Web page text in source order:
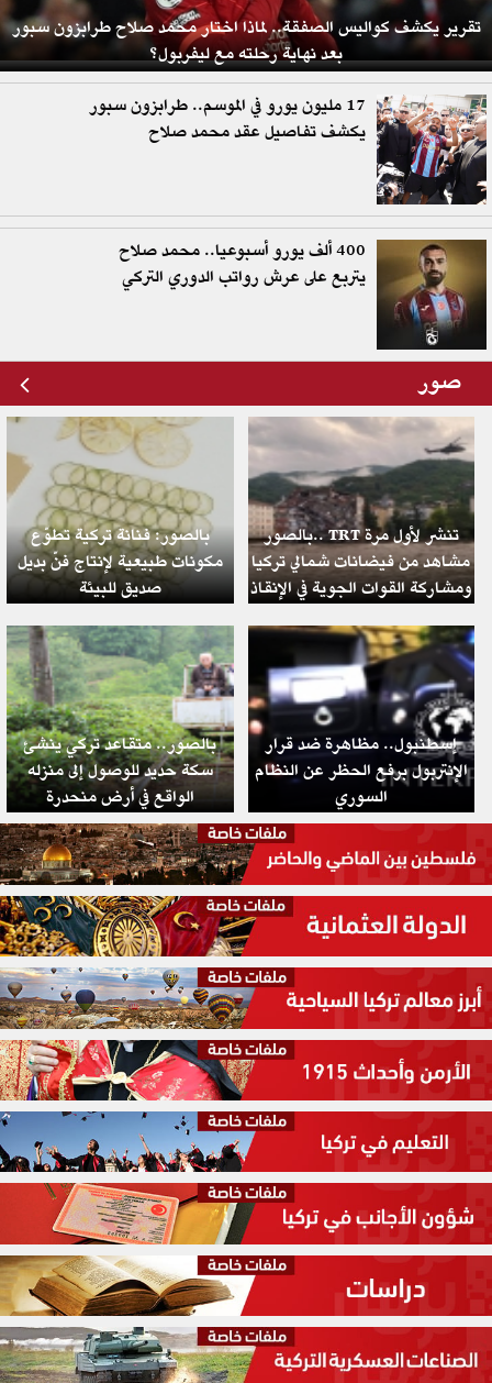
تقرير يكشف كواليس الصفقة.. لماذا اختار محمد صلاح طرابزون سبور
بعد نهاية رحلته مع ليفربول؟
17 مليون يورو في الموسم.. طرابزون سبور
يكشف تفاصيل عقد محمد صلاح
400 ألف يورو أسبوعيا.. محمد صلاح
يتربع على عرش رواتب الدوري التركي
بالصور: فنانة تركية تطوّع
مكونات طبيعية لإنتاج فنّ بديل
صديق للبيئة
بالصور.. TRT تنشر لأول مرة
مشاهد من فيضانات شمالي تركيا
ومشاركة القوات الجوية في الإنقاذ
بالصور.. متقاعد تركي ينشئ
سكة حديد للوصول إلى منزله
الواقع في أرض منحدرة
إسطنبول.. مظاهرة ضد قرار
الإنتربول برفع الحظر عن النظام
السوري